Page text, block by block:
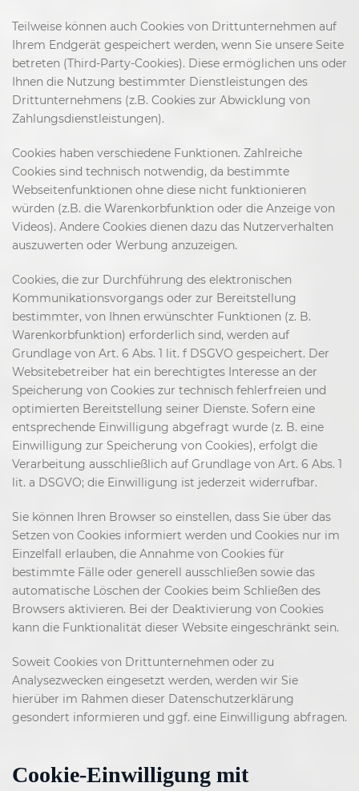
Teilweise können auch Cookies von Drittunternehmen auf
Ihrem Endgerät gespeichert werden, wenn Sie unsere Seite
betreten (Third-Party-Cookies). Diese ermöglichen uns oder
Ihnen die Nutzung bestimmter Dienstleistungen des
Drittunternehmens (z.B. Cookies zur Abwicklung von
Zahlungsdienstleistungen).
Cookies haben verschiedene Funktionen. Zahlreiche
Cookies sind technisch notwendig, da bestimmte
Webseitenfunktionen ohne diese nicht funktionieren
würden (z.B. die Warenkorbfunktion oder die Anzeige von
Videos). Andere Cookies dienen dazu das Nutzerverhalten
auszuwerten oder Werbung anzuzeigen.
Cookies, die zur Durchführung des elektronischen
Kommunikationsvorgangs oder zur Bereitstellung
bestimmter, von Ihnen erwünschter Funktionen (z. B.
Warenkorbfunktion) erforderlich sind, werden auf
Grundlage von Art. 6 Abs. 1 lit. f DSGVO gespeichert. Der
Websitebetreiber hat ein berechtigtes Interesse an der
Speicherung von Cookies zur technisch fehlerfreien und
optimierten Bereitstellung seiner Dienste. Sofern eine
entsprechende Einwilligung abgefragt wurde (z. B. eine
Einwilligung zur Speicherung von Cookies), erfolgt die
Verarbeitung ausschließlich auf Grundlage von Art. 6 Abs. 1
lit. a DSGVO; die Einwilligung ist jederzeit widerrufbar.
Sie können Ihren Browser so einstellen, dass Sie über das
Setzen von Cookies informiert werden und Cookies nur im
Einzelfall erlauben, die Annahme von Cookies für
bestimmte Fälle oder generell ausschließen sowie das
automatische Löschen der Cookies beim Schließen des
Browsers aktivieren. Bei der Deaktivierung von Cookies
kann die Funktionalität dieser Website eingeschränkt sein.
Soweit Cookies von Drittunternehmen oder zu
Analysezwecken eingesetzt werden, werden wir Sie
hierüber im Rahmen dieser Datenschutzerklärung
gesondert informieren und ggf. eine Einwilligung abfragen.
Cookie-Einwilligung mit